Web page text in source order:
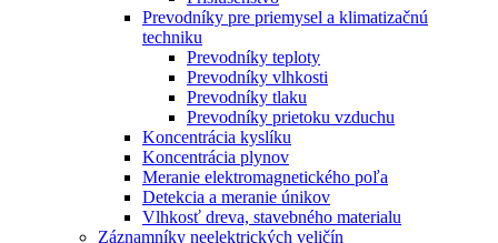
Prevodníky pre priemysel a klimatizačnú
techniku
Prevodníky teploty
Prevodníky vlhkosti
Prevodníky tlaku
Prevodníky prietoku vzduchu
Koncentrácia kyslíku
Koncentrácia plynov
Meranie elektromagnetického poľa
Detekcia a meranie únikov
Vlhkosť dreva, stavebného materialu
Záznamníky neelektrických veličín